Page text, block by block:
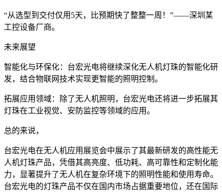
“从选型到交付仅用5天，比预期快了整整一周！”——深圳某
工控设备厂商。
未来展望
智能化与环保化：台宏光电将继续深化无人机灯珠的智能化研
发，结合物联网技术实现更智能的照明控制。
拓展应用领域：除了无人机照明，台宏光电还将进一步拓展其
灯珠在工业视觉、安防监控等领域的应用。
总的来说，
台宏光电在无人机应用展览会中展示了其最新研发的高性能无
人机灯珠产品，凭借其高亮度、低功耗、高可靠性和定制化能
力，显著提升了无人机在复杂环境下的照明性能和使用寿命。
台宏光电的灯珠产品不仅在国内市场占据重要地位，还在国际